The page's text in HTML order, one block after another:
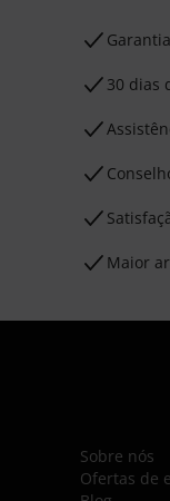
30 dias
Maior
Sobre nós
Ofertas de